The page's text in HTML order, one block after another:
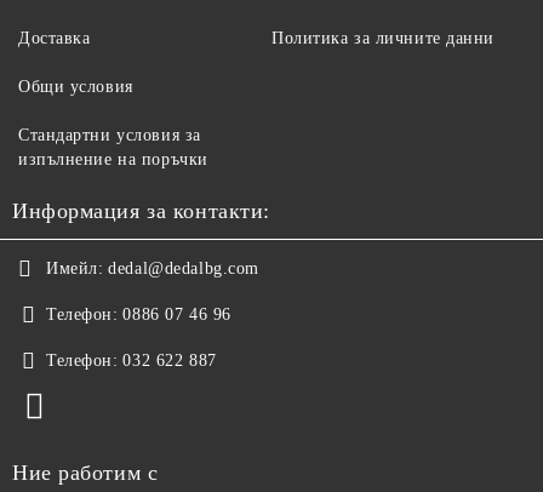
Доставка Политика за личните данни
Общи условия
Стандартни условия за
изпълнение на поръчки
Информация за контакти:
Имейл: dedal@dedalbg.com
Телефон: 0886 07 46 96
Телефон: 032 622 887
Ние работим с